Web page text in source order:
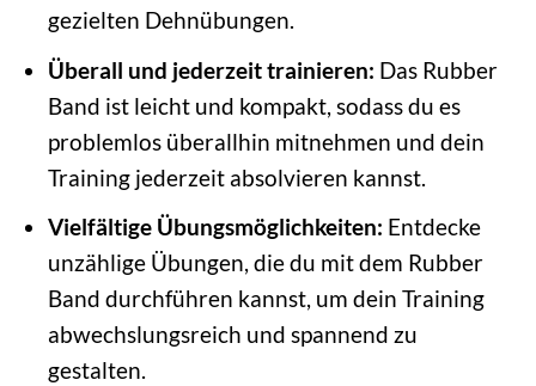
gezielten Dehnübungen.
Überall und jederzeit trainieren: Das Rubber
Band ist leicht und kompakt, sodass du es
problemlos überallhin mitnehmen und dein
Training jederzeit absolvieren kannst.
Vielfältige Übungsmöglichkeiten: Entdecke
unzählige Übungen, die du mit dem Rubber
Band durchführen kannst, um dein Training
abwechslungsreich und spannend zu
gestalten.